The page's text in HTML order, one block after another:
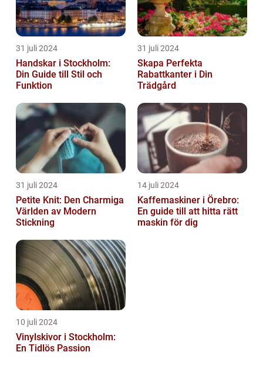
31 juli 2024
Handskar i Stockholm:
Din Guide till Stil och
Funktion
31 juli 2024
Skapa Perfekta
Rabattkanter i Din
Trädgård
31 juli 2024
Petite Knit: Den Charmiga
Världen av Modern
Stickning
14 juli 2024
Kaffemaskiner i Örebro:
En guide till att hitta rätt
maskin för dig
10 juli 2024
Vinylskivor i Stockholm:
En Tidlös Passion